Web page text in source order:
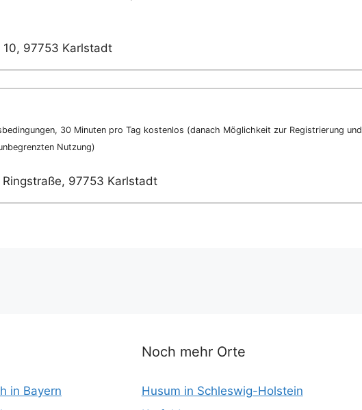
97753 Karlstadt
30 Minuten pro Tag kostenlos (danach Möglichkeit zur Registrierung und
Nutzung)
97753 Karlstadt
in Bayern
Noch mehr Orte
Husum in Schleswig-Holstein